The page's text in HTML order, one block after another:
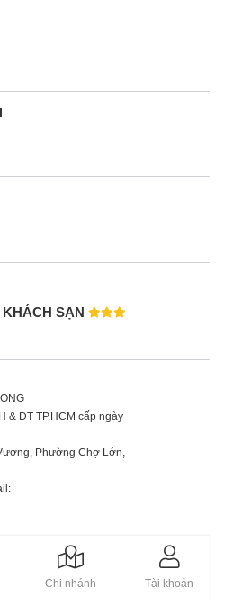
KHÁCH SẠN
& ĐT TP.HCM cấp ngày
Phường Chợ Lớn,
tin
Chi nhánh Tài khoản